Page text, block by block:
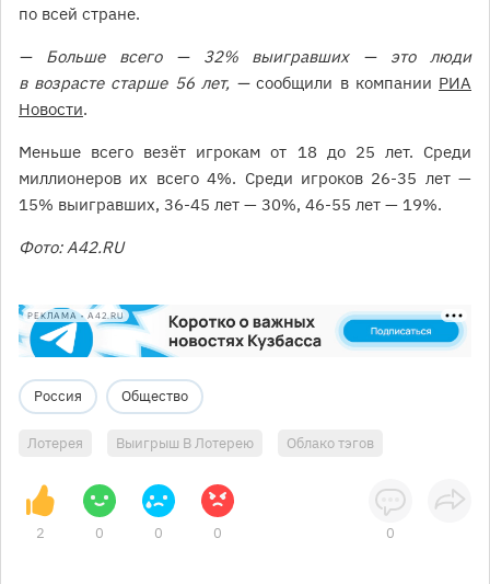
по всей стране.
— Больше всего — 32% выигравших — это люди
в возрасте старше 56 лет, —сообщили в компании РИА
Новости.
Меньше всего везёт игрокам от 18 до 25 лет. Среди
миллионеров их всего 4%. Среди игроков 26-35 лет —
15% выигравших, 36-45 лет — 30%, 46-55 лет — 19%.
Фото: А42.RU
РЕКЛАМА • A42.RU
Россия Общество
Лотерея Выигрыш В Лотерею Облако тэгов
2 0 0 0 0